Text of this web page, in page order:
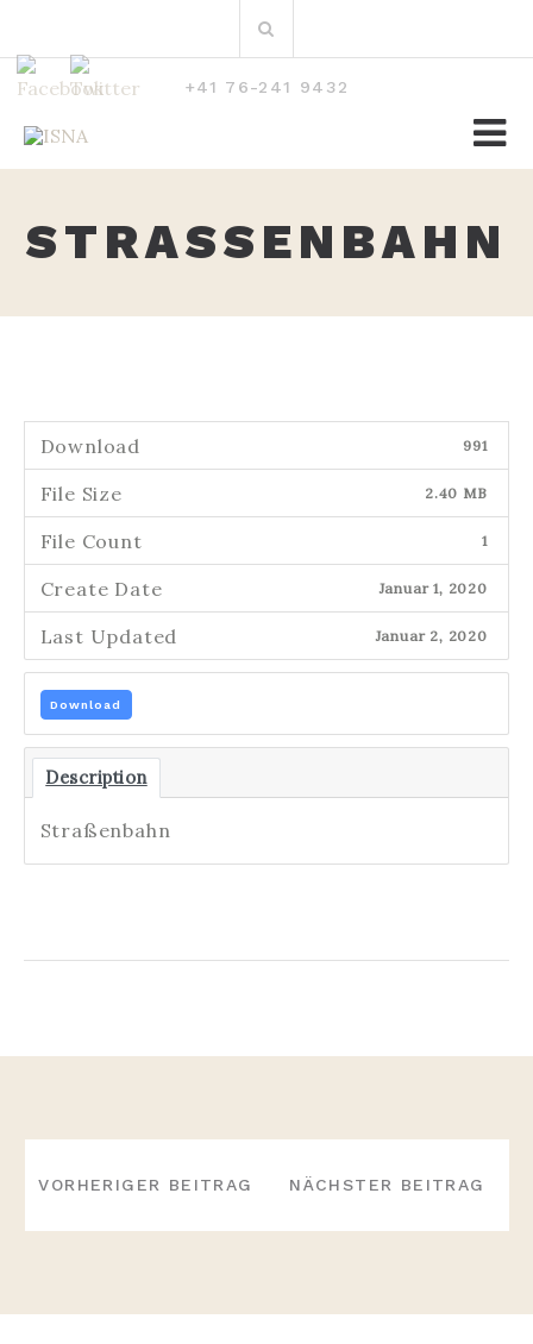
nach:
+41 76-241 9432
STRASSENBAHN
Download 991
File Size 2.40 MB
File Count 1
Create Date Januar 1, 2020
Last Updated Januar 2, 2020
Download
Description
Straßenbahn
NAVIGATION
VORHERIGER BEITRAG NÄCHSTER BEITRAG